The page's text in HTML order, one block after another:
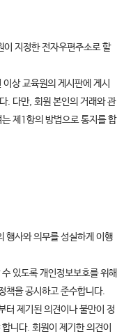
이 지정한 전자우편주소로 할
상 교육원의 게시판에 게시
. 다만, 회원 본인의 거래와 관
제1항의 방법으로 통지를 합
행사와 의무를 성실하게 이행
있도록 개인정보보호를 위해
책을 공시하고 준수합니다.
터 제기된 의견이나 불만이 정
니다. 회원이 제기한 의견이